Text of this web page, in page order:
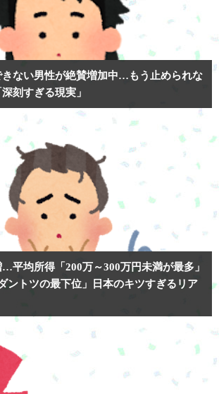
ない男性が絶賛増加中…もう止められな
刻すぎる現実」
…平均所得「200万～300万円未満が最多」
ントツの最下位」日本のキツすぎるリア